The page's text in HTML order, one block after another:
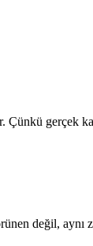
Çünkü gerçek
değil,